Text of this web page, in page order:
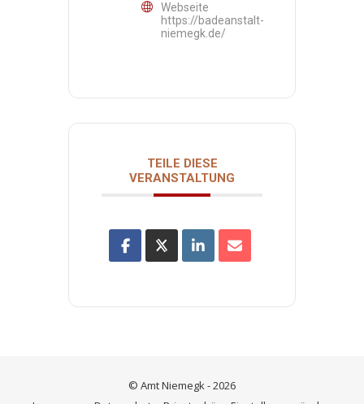
Webseite
https://badeanstalt-
niemegk.de/
TEILE DIESE
VERANSTALTUNG
© Amt Niemegk - 2026